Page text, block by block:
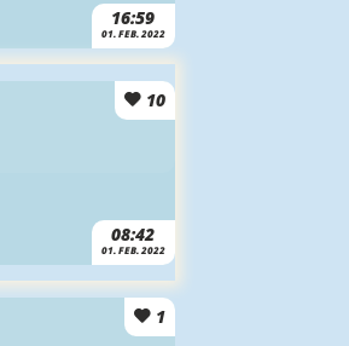
16:59
01. FEB. 2022
10
08:42
01. FEB. 2022
1